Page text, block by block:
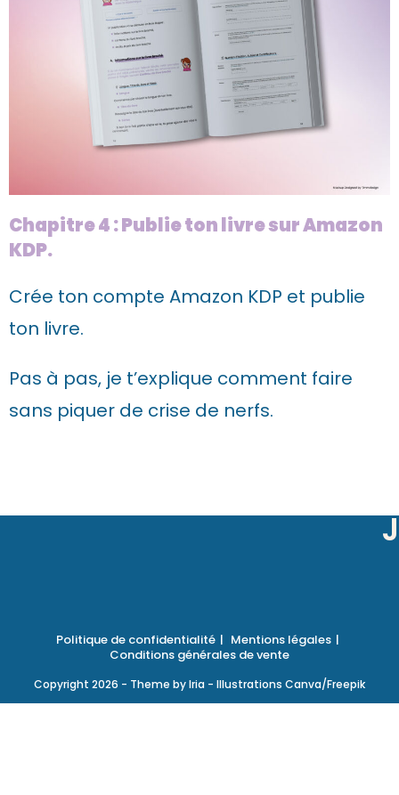
Chapitre 4 : Publie ton livre sur Amazon
KDP.
Crée ton compte Amazon KDP et publie
ton livre.
Pas à pas, je t’explique comment faire
sans piquer de crise de nerfs.
Politique de confidentialité
Mentions légales
Conditions générales de vente
Copyright 2026 - Theme by Iria - Illustrations Canva/Freepik